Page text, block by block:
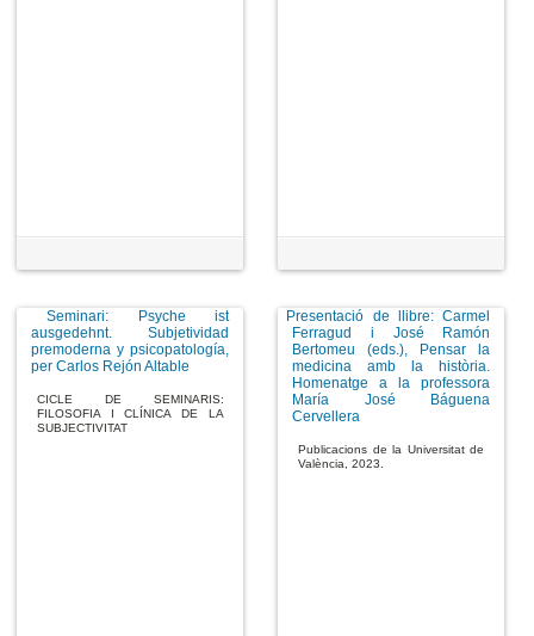
Seminari: Psyche ist
ausgedehnt. Subjetividad
premoderna y psicopatología,
per Carlos Rejón Altable
CICLE DE SEMINARIS:
FILOSOFIA I CLÍNICA DE LA
SUBJECTIVITAT
Presentació de llibre: Carmel
Ferragud i José Ramón
Bertomeu (eds.), Pensar la
medicina amb la història.
Homenatge a la professora
María José Báguena
Cervellera
Publicacions de la Universitat de
València, 2023.